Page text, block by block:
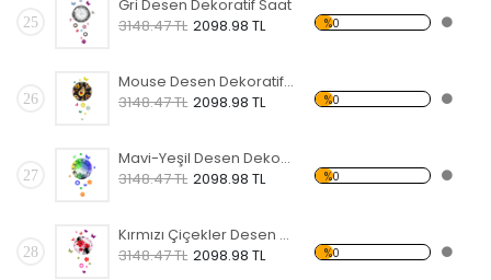
25
Gri Desen Dekoratif Saat
3148.47 TL 2098.98 TL %0
26
Mouse Desen Dekoratif Saat
3148.47 TL 2098.98 TL %0
27
Mavi-Yeşil Desen Dekoratif Saat
3148.47 TL 2098.98 TL %0
28
Kırmızı Çiçekler Desen Dekoratif Saat
3148.47 TL 2098.98 TL %0